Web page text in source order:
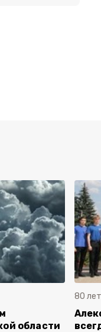
области
80